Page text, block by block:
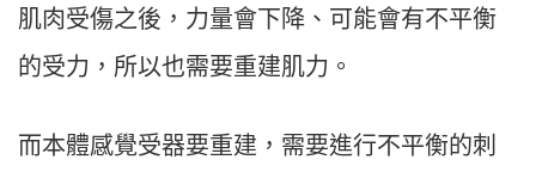
肌肉受傷之後，力量會下降、可能會有不平衡
的受力，所以也需要重建肌力。
而本體感覺受器要重建，需要進行不平衡的刺